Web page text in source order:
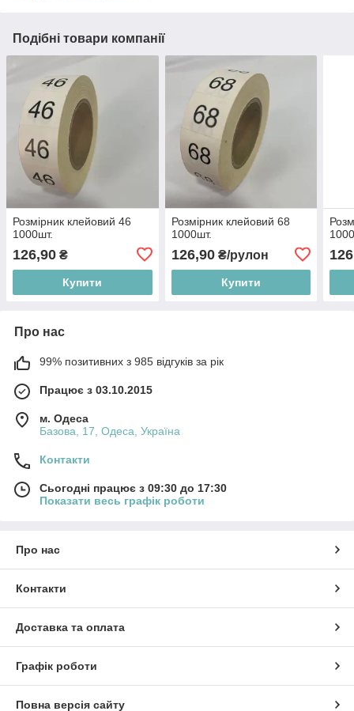
Подібні товари компанії
Розмірник клейовий 46
1000шт.
126,90 ₴
Купити
Розмірник клейовий 68
1000шт.
126,90₴/рулон
Купити
Про нас
99% позитивних з 985 відгуків за рік
Працює з 03.10.2015
м. Одеса
Базова, 17, Одеса, Україна
Контакти
Сьогодні працює з 09:30 до 17:30
Показати весь графік роботи
Про нас
Контакти
Доставка та оплата
Графік роботи
Повна версія сайту